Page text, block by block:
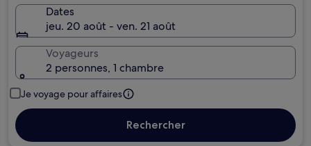
Dates
jeu. 20 août - ven. 21 août
Voyageurs
2 personnes, 1 chambre
Je voyage pour affaires
Rechercher